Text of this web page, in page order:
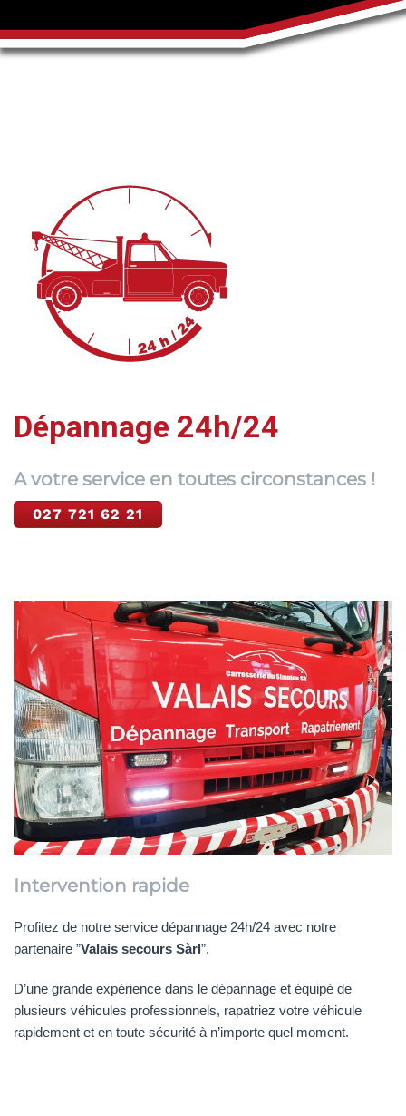
Dépannage 24h/24
A votre service en toutes circonstances !
027 721 62 21
Intervention rapide
Profitez de notre service dépannage 24h/24 avec notre
partenaire ”Valais secours Sàrl”.
D’une grande expérience dans le dépannage et équipé de
plusieurs véhicules professionnels, rapatriez votre véhicule
rapidement et en toute sécurité à n’importe quel moment.